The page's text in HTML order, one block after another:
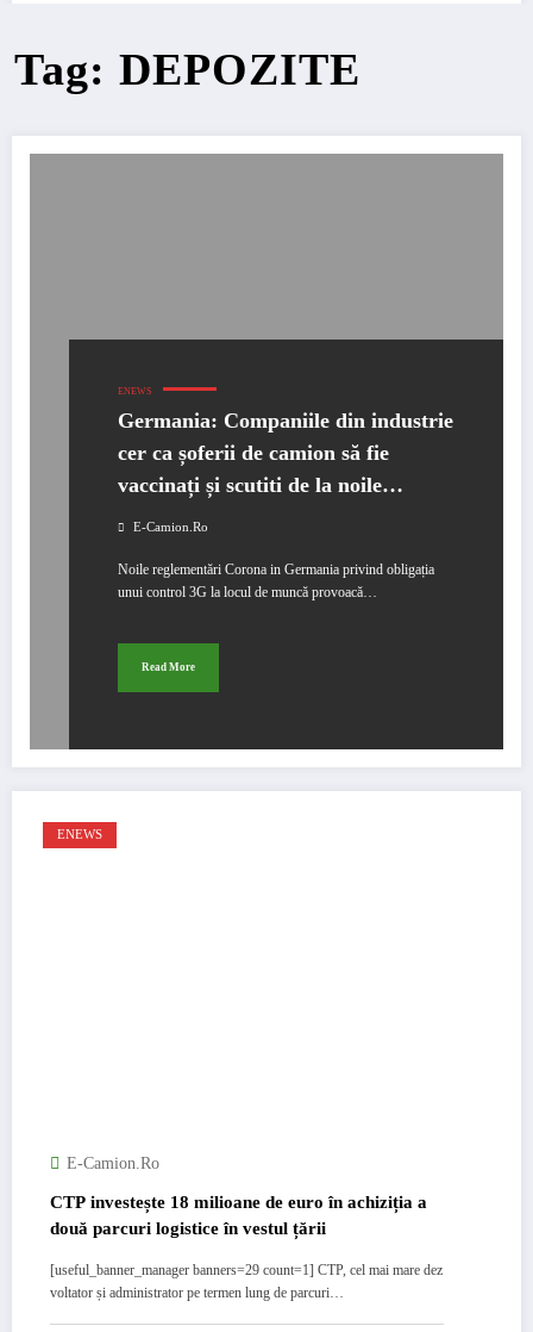
Tag: DEPOZITE
ENEWS
Germania: Companiile din industrie
cer ca șoferii de camion să fie
vaccinați și scutiti de la noile
controale 3G. În caz contrar, există
E-Camion.ro
Noile reglementări Corona in Germania privind obligația
unui control 3G la locul de muncă provoacă…
Read More
ENEWS
E-Camion.ro
CTP investește 18 milioane de euro în achiziția a
două parcuri logistice în vestul țării
[useful_banner_manager banners=29 count=1] CTP, cel mai mare dez
voltator și administrator pe termen lung de parcuri…